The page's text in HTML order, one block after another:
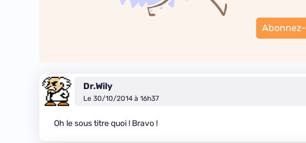
Dr.Wily
Le 30/10/2014 à 16h37
Oh le sous titre quoi ! Bravo !